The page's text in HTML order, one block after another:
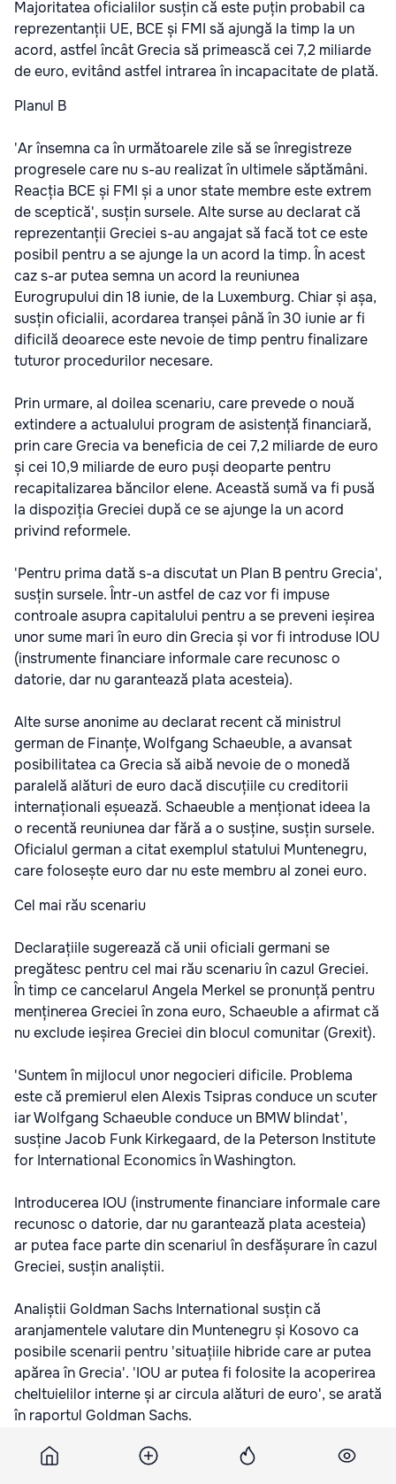
Majoritatea oficialilor susțin că este puțin probabil ca
reprezentanții UE, BCE și FMI să ajungă la timp la un
acord, astfel încât Grecia să primească cei 7,2 miliarde
de euro, evitând astfel intrarea în incapacitate de plată.
Planul B
'Ar însemna ca în următoarele zile să se înregistreze
progresele care nu s-au realizat în ultimele săptămâni.
Reacția BCE și FMI și a unor state membre este extrem
de sceptică', susțin sursele. Alte surse au declarat că
reprezentanții Greciei s-au angajat să facă tot ce este
posibil pentru a se ajunge la un acord la timp. În acest
caz s-ar putea semna un acord la reuniunea
Eurogrupului din 18 iunie, de la Luxemburg. Chiar și așa,
susțin oficialii, acordarea tranșei până în 30 iunie ar fi
dificilă deoarece este nevoie de timp pentru finalizare
tuturor procedurilor necesare.
Prin urmare, al doilea scenariu, care prevede o nouă
extindere a actualului program de asistență financiară,
prin care Grecia va beneficia de cei 7,2 miliarde de euro
și cei 10,9 miliarde de euro puși deoparte pentru
recapitalizarea băncilor elene. Această sumă va fi pusă
la dispoziția Greciei după ce se ajunge la un acord
privind reformele.
'Pentru prima dată s-a discutat un Plan B pentru Grecia',
susțin sursele. Într-un astfel de caz vor fi impuse
controale asupra capitalului pentru a se preveni ieșirea
unor sume mari în euro din Grecia și vor fi introduse IOU
(instrumente financiare informale care recunosc o
datorie, dar nu garantează plata acesteia).
Alte surse anonime au declarat recent că ministrul
german de Finanțe, Wolfgang Schaeuble, a avansat
posibilitatea ca Grecia să aibă nevoie de o monedă
paralelă alături de euro dacă discuțiile cu creditorii
internaționali eșuează. Schaeuble a menționat ideea la
o recentă reuniunea dar fără a o susține, susțin sursele.
Oficialul german a citat exemplul statului Muntenegru,
care folosește euro dar nu este membru al zonei euro.
Cel mai rău scenariu
Declarațiile sugerează că unii oficiali germani se
pregătesc pentru cel mai rău scenariu în cazul Greciei.
În timp ce cancelarul Angela Merkel se pronunță pentru
menținerea Greciei în zona euro, Schaeuble a afirmat că
nu exclude ieșirea Greciei din blocul comunitar (Grexit).
'Suntem în mijlocul unor negocieri dificile. Problema
este că premierul elen Alexis Tsipras conduce un scuter
iar Wolfgang Schaeuble conduce un BMW blindat',
susține Jacob Funk Kirkegaard, de la Peterson Institute
for International Economics în Washington.
Introducerea IOU (instrumente financiare informale care
recunosc o datorie, dar nu garantează plata acesteia)
ar putea face parte din scenariul în desfășurare în cazul
Greciei, susțin analiștii.
Analiștii Goldman Sachs International susțin că
aranjamentele valutare din Muntenegru și Kosovo ca
posibile scenarii pentru 'situațiile hibride care ar putea
apărea în Grecia'. 'IOU ar putea fi folosite la acoperirea
cheltuielilor interne și ar circula alături de euro', se arată
în raportul Goldman Sachs.
Подпишитесь на новости Point.md в Google